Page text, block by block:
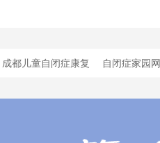
成都儿童自闭症康复 自闭症家园网